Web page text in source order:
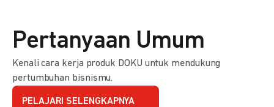
Pertanyaan Umum
Kenali cara kerja produk DOKU untuk mendukung
pertumbuhan bisnismu.
PELAJARI SELENGKAPNYA